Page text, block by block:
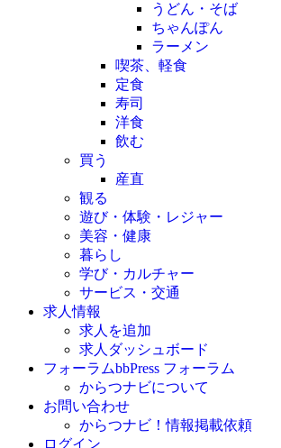
うどん・そば
ちゃんぽん
ラーメン
喫茶、軽食
定食
寿司
洋食
飲む
買う
産直
観る
遊び・体験・レジャー
美容・健康
暮らし
学び・カルチャー
サービス・交通
求人情報
求人を追加
求人ダッシュボード
フォーラムbbPress フォーラム
からつナビについて
お問い合わせ
からつナビ！情報掲載依頼
ログイン